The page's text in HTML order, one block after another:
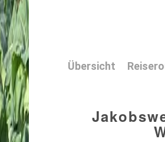
Übersicht